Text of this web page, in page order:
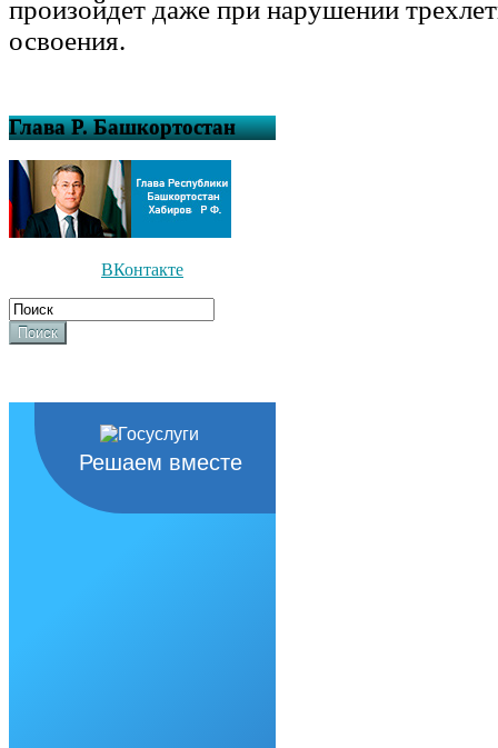
произойдет даже при нарушении
освоения.
Глава Р. Башкортостан
ВКонтакте
Поиск
Решаем вместе